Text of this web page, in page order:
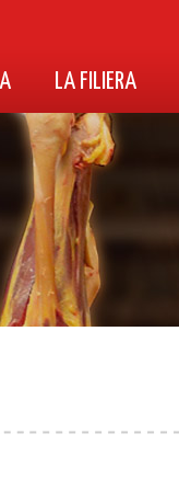
LA FILIERA